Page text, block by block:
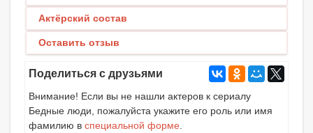
Актёрский состав
Оставить отзыв
Поделиться с друзьями
Внимание! Если вы не нашли актеров к сериалу
Бедные люди, пожалуйста укажите его роль или имя
фамилию в специальной форме